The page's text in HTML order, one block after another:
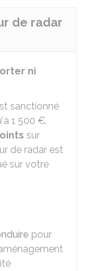
de radar
ni
sanctionné
1 500 €.
sur
de radar est
sur votre
pour